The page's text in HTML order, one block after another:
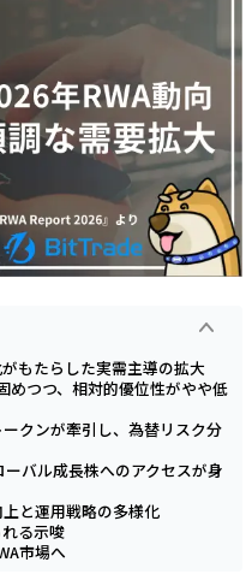
もたらした実需主導の拡大
つつ、相対的優位性がやや低
ンが牽引し、為替リスク分
バル成長株へのアクセスが身
と運用戦略の多様化
る示唆
市場へ